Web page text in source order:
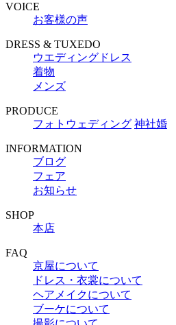
VOICE
お客様の声
DRESS & TUXEDO
ウエディングドレス
着物
メンズ
PRODUCE
フォトウェディング 神社婚
INFORMATION
ブログ
フェア
お知らせ
SHOP
本店
FAQ
京屋について
ドレス・衣裳について
ヘアメイクについて
ブーケについて